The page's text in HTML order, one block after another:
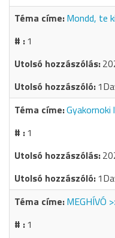
Mondd, te
1
Gyakornoki
1
MEGHÍVÓ
1